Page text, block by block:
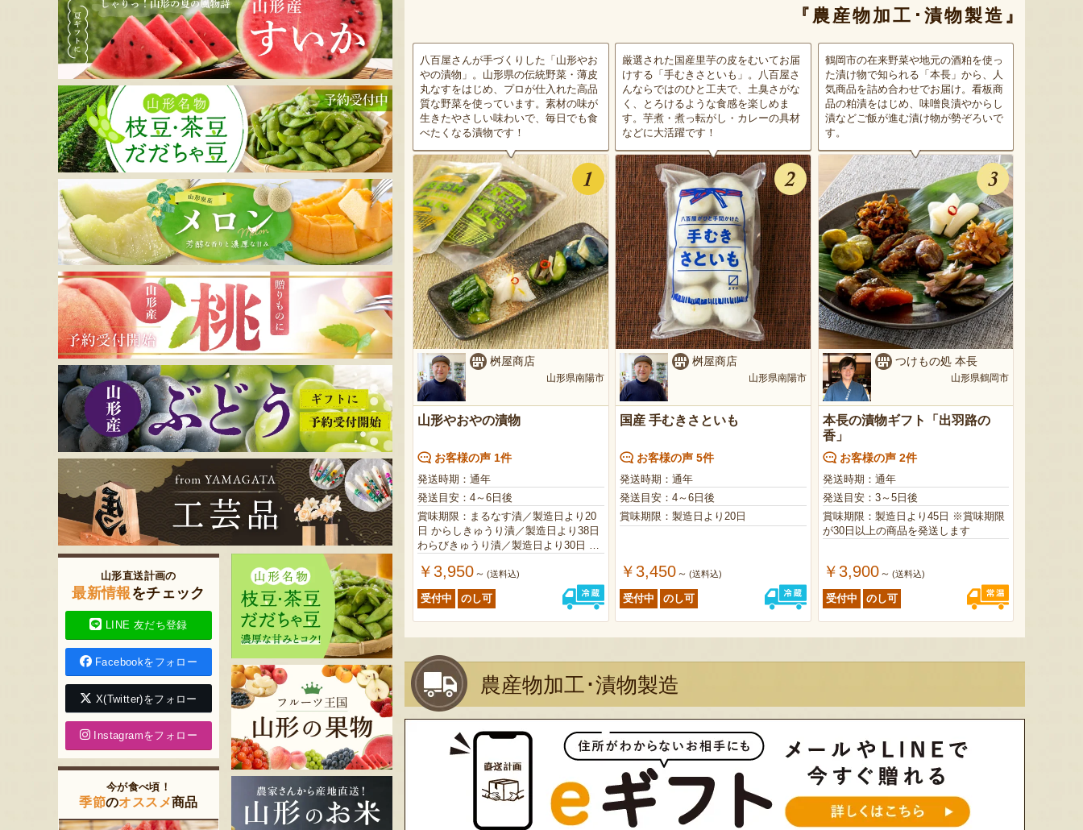
『農産物加工･漬物製造』
八百屋さんが手づくりした「山形やお
やの漬物」。山形県の伝統野菜・薄皮
丸なすをはじめ、プロが仕入れた高品
質な野菜を使っています。素材の味が
生きたやさしい味わいで、毎日でも食
べたくなる漬物です！
桝屋商店
山形県南陽市
山形やおやの漬物
お客様の声 1件
発送時期：通年
発送目安：4～6日後
賞味期限：まるなす漬／製造日より20
日 からしきゅうり漬／製造日より38日
わらびきゅうり漬／製造日より30日 ゆ
￥3,950 ～ (送料込)
受付中 のし可
厳選された国産里芋の皮をむいてお届
けする「手むきさといも」。八百屋さ
んならではのひと工夫で、土臭さがな
く、とろけるような食感を楽しめま
す。芋煮・煮っ転がし・カレーの具材
などに大活躍です！
桝屋商店
山形県南陽市
国産 手むきさといも
お客様の声 5件
発送時期：通年
発送目安：4～6日後
賞味期限：製造日より20日
￥3,450 ～ (送料込)
受付中 のし可
鶴岡市の在来野菜や地元の酒粕を使っ
た漬け物で知られる「本長」から、人
気商品を詰め合わせでお届け。看板商
品の粕漬をはじめ、味噌良漬やからし
漬などご飯が進む漬け物が勢ぞろいで
す。
つけもの処 本長
山形県鶴岡市
本長の漬物ギフト「出羽路の
香」
お客様の声 2件
発送時期：通年
発送目安：3～5日後
賞味期限：製造日より45日 ※賞味期限
が30日以上の商品を発送します
￥3,900 ～ (送料込)
受付中 のし可
農産物加工･漬物製造
山形直送計画の
最新情報をチェック
LINE 友だち登録
Facebookをフォロー
X(Twitter)をフォロー
Instagramをフォロー
今が食べ頃！
季節のオススメ商品